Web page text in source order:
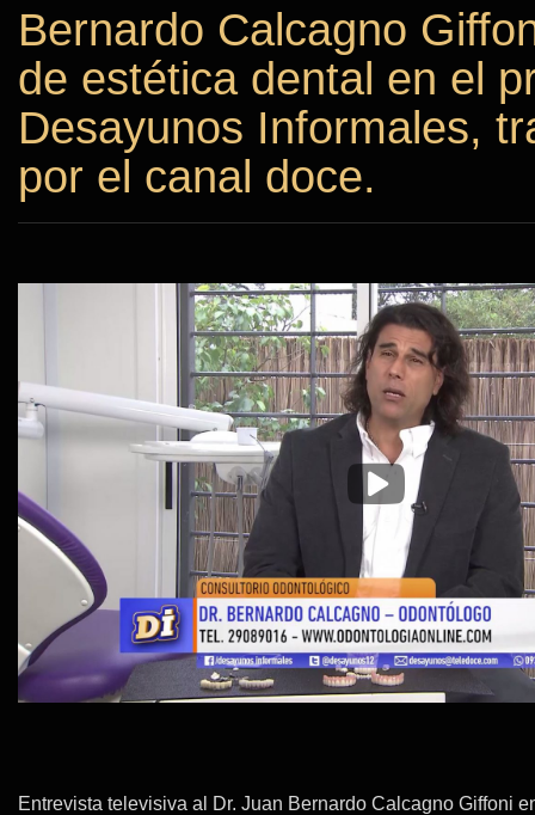
Bernardo Calcagno
de estética dental en el
Desayunos Informales,
por el canal doce.
Entrevista televisiva al Dr. Juan Bernardo Calcagno Giffoni